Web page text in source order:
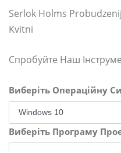
Serlok Holms
Kvitni
Спробуйте Наш
Виберіть Операційну
Виберіть Програму